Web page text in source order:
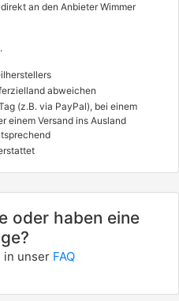
an den Anbieter Wimmer
abweichen
(z.B. via PayPal), bei einem
einem Versand ins Ausland
oder haben eine
in unser FAQ